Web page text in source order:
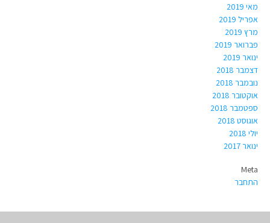
מאי 2019
אפריל 2019
מרץ 2019
פברואר 2019
ינואר 2019
דצמבר 2018
נובמבר 2018
אוקטובר 2018
ספטמבר 2018
אוגוסט 2018
יולי 2018
ינואר 2017
Meta
התחבר